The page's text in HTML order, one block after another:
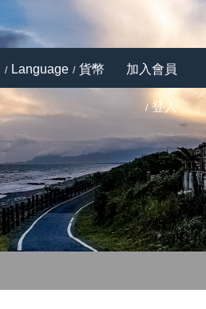
Language 貨幣 加入會員
登入
Next